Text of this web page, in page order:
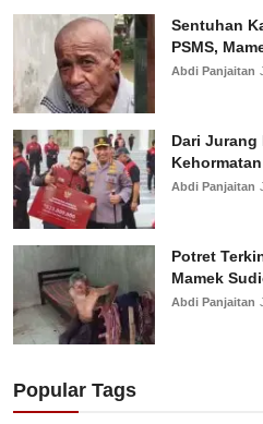
Sentuhan
PSMS,
Abdi Panjaitan
Dari Jurang
Abdi Panjaitan
Potret
Mamek
Abdi Panjaitan
Popular Tags